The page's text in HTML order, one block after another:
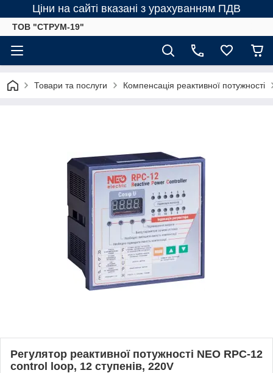
Ціни на сайті вказані з урахуванням ПДВ
ТОВ "СТРУМ-19"
Товари та послуги Компенсація реактивної потужності
Регулятор реактивної потужності NEO RPC-12
control loop, 12 ступенів, 220V